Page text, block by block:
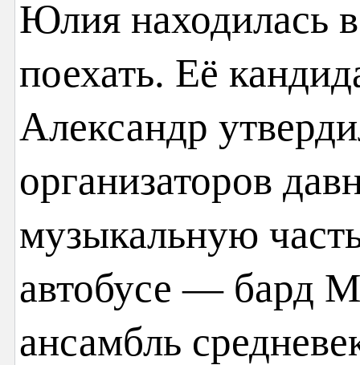
Юлия находилась
поехать. Её
Александр
организаторов
музыкальную
автобусе — бард
ансамбль